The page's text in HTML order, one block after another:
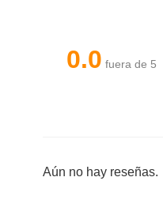
0.0 fuera de 5
Aún no hay reseñas.